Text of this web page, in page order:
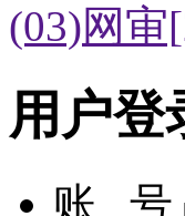
(03)网审
用户登
账 号